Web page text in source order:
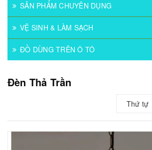
SẢN PHẨM CHUYÊN DỤNG
VỆ SINH & LÀM SẠCH
ĐỒ DÙNG TRÊN Ô TÔ
Đèn Thả Trần
Thứ tự